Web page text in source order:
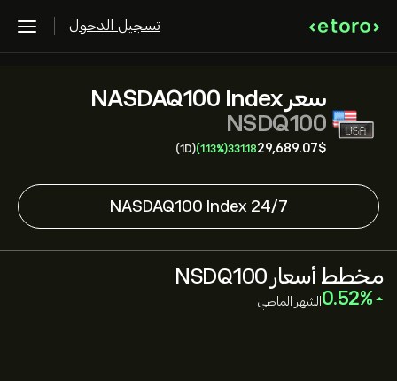
تسجيل الدخول
سعر NASDAQ100 Index
NSDQ100
29,689.07‎$‎
331.18
(1.13%)
(1D)
NASDAQ100 Index 24/7
مخطط أسعار NSDQ100
‎0.52‎ الشهر الماضي